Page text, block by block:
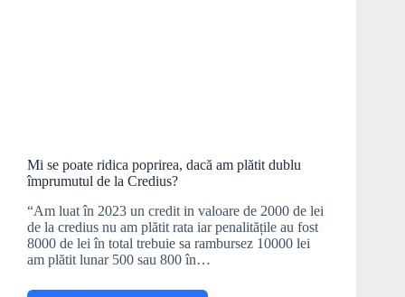
Mi se poate ridica poprirea, dacă am plătit dublu
împrumutul de la Credius?
“Am luat în 2023 un credit in valoare de 2000 de lei
de la credius nu am plătit rata iar penalitățile au fost
8000 de lei în total trebuie sa rambursez 10000 lei
am plătit lunar 500 sau 800 în…